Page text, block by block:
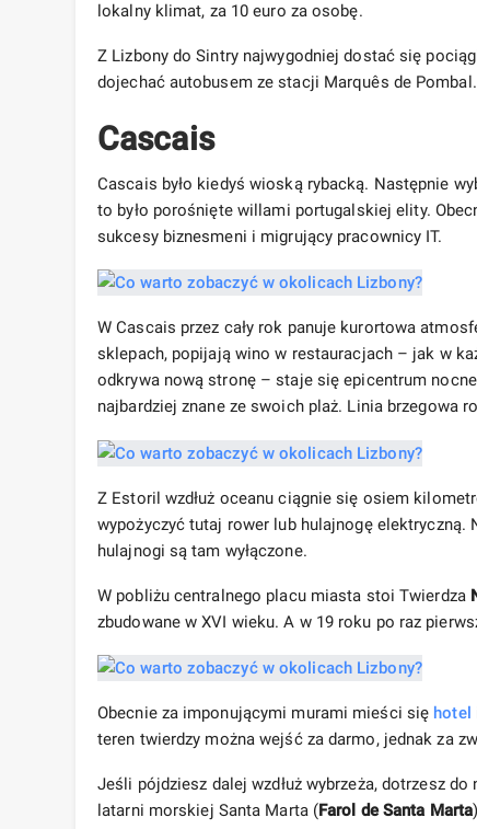
lokalny klimat, za 10 euro za osobę.
Z Lizbony do Sintry najwygodniej dostać się
dojechać autobusem ze stacji Marquês de Pombal.
Cascais
Cascais było kiedyś wioską rybacką. Następnie
to było porośnięte willami portugalskiej elity.
sukcesy biznesmeni i migrujący pracownicy IT.
W Cascais przez cały rok panuje kurortowa
sklepach, popijają wino w restauracjach – jak w
odkrywa nową stronę – staje się epicentrum
najbardziej znane ze swoich plaż. Linia brzegowa
Z Estoril wzdłuż oceanu ciągnie się osiem
wypożyczyć tutaj rower lub hulajnogę
hulajnogi są tam wyłączone.
W pobliżu centralnego placu miasta stoi Twierdza
zbudowane w XVI wieku. A w 19 roku po raz
Obecnie za imponującymi murami mieści się hotel
teren twierdzy można wejść za darmo, jednak za
Jeśli pójdziesz dalej wzdłuż wybrzeża, dotrzesz
latarni morskiej Santa Marta (Farol de Santa Marta